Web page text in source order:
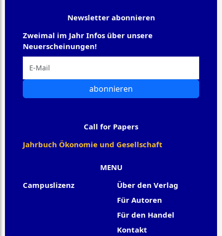
MENU
Campuslizenz
Über den Verlag
Für Autoren
Für den Handel
Kontakt
Newsletter abonnieren
Zweimal im Jahr Infos über unsere
Neuerscheinungen!
abonnieren
Call for Papers
Jahrbuch Ökonomie und Gesellschaft